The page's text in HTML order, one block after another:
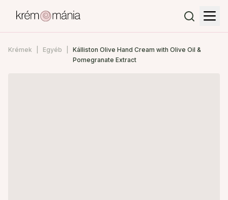
Krémek Egyéb
Kálliston Olive Hand Cream with Olive Oil &
Pomegranate Extract